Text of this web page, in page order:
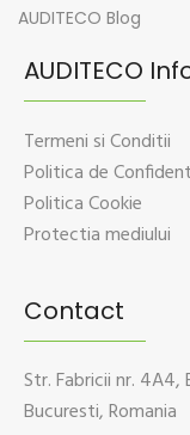
AUDITECO Blog
AUDITECO
Termeni si Conditii
Politica de
Politica Cookie
Protectia mediului
Contact
Str. Fabricii nr. 4A4,
Bucuresti, Romania